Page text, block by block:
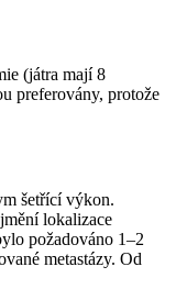
(játra mají 8
preferovány, protože
šetřící výkon.
lokalizace
požadováno 1–2
metastázy. Od